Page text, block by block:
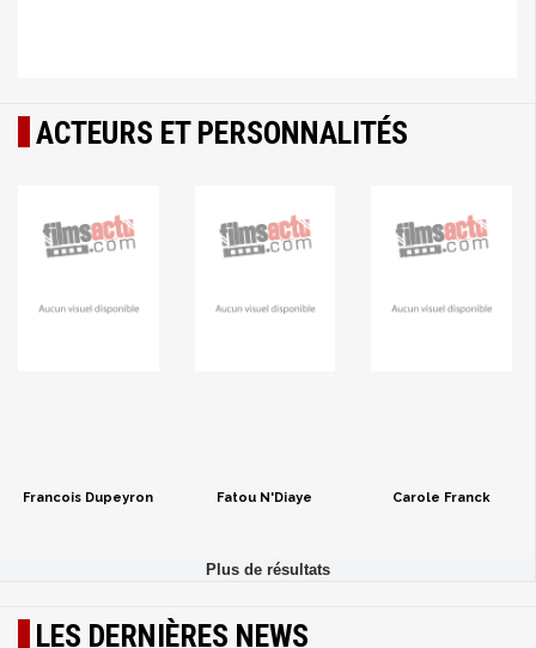
ACTEURS ET PERSONNALITÉS
Francois Dupeyron Fatou N'Diaye Carole Franck
LES DERNIÈRES NEWS